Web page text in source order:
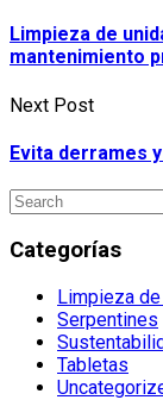
Limpieza de
mantenimiento
Next Post
Evita derrames
Categorías
Limpieza
Serpentines
Tabletas